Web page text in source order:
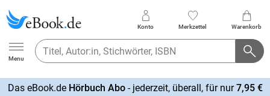
Ebook.de
Menu
Konto Merkzettel Warenkorb
Das eBook.de Hörbuch Abo- jederzeit, überall, für nur7,95 €